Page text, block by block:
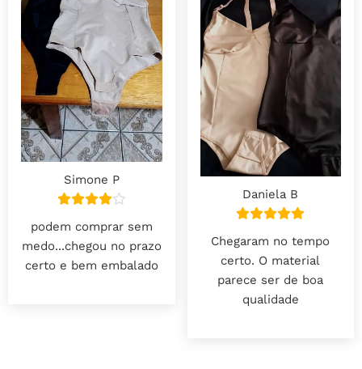
Simone P
podem comprar sem
medo...chegou no prazo
certo e bem embalado
Daniela B
Chegaram no tempo
certo. O material
parece ser de boa
qualidade